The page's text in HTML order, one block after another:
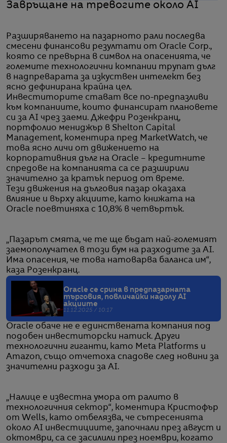
Завръщане на тревогите около AI
Разширяването на пазарното рали последва
смесени финансови резултати от Oracle Corp.,
която се превърна в символ на опасенията, че
големите технологични компании трупат дълг
в надпреварата за изкуствен интелект без
ясно дефинирана крайна цел.
Инвеститорите стават все по-предпазливи
към компаниите, които финансират плановете
си за AI чрез заеми. Джефри Розенкранц,
портфолио мениджър в Shelton Capital
Management, коментира пред MarketWatch, че
това ясно личи от движението на
корпоративния дълг на Oracle – кредитните
спредове на компанията са се разширили
значително за кратък период от време.
Тези движения на дълговия пазар оказаха
влияние и върху акциите, като книжата на
Oracle поевтиняха с 10,8% в четвъртък.
„Пазарът смята, че те ще бъдат най-големият
заемополучател в този бум на разходите за AI.
Има опасения, че това натоварва баланса им“,
каза Розенкранц.
Oracle се срина в предпазарната
търговия, повличайки надолу AI
акциите
11.12.2025 / 10:17
Oracle обаче не е единствената компания под
подобен инвеститорски натиск. Други
технологични гиганти, като Meta Platforms и
Amazon, също отчетоха спадове след новини за
значителни разходи за AI.
„Налице е известна умора от ралито в
технологичния сектор“, коментира Кристофър
от Wells, като отбелязва, че сътресенията
около AI инвестициите, започнали през август и
октомври, са се засилили през ноември, когато